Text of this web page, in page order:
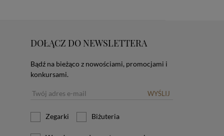
DOŁĄCZ DO NEWSLETTERA
Bądź na bieżąco z nowościami, promocjami i
konkursami.
WYŚLIJ
Zegarki Biżuteria